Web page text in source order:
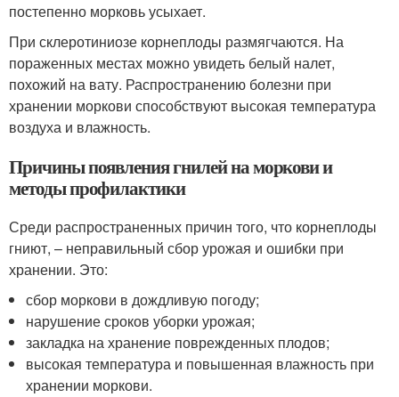
постепенно морковь усыхает.
При склеротиниозе корнеплоды размягчаются. На
пораженных местах можно увидеть белый налет,
похожий на вату. Распространению болезни при
хранении моркови способствуют высокая температура
воздуха и влажность.
Причины появления гнилей на моркови и
методы профилактики
Среди распространенных причин того, что корнеплоды
гниют, – неправильный сбор урожая и ошибки при
хранении. Это:
сбор моркови в дождливую погоду;
нарушение сроков уборки урожая;
закладка на хранение поврежденных плодов;
высокая температура и повышенная влажность при
хранении моркови.